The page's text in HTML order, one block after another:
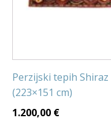
Perzijski tepih
(223×151 cm)
1.200,00 €